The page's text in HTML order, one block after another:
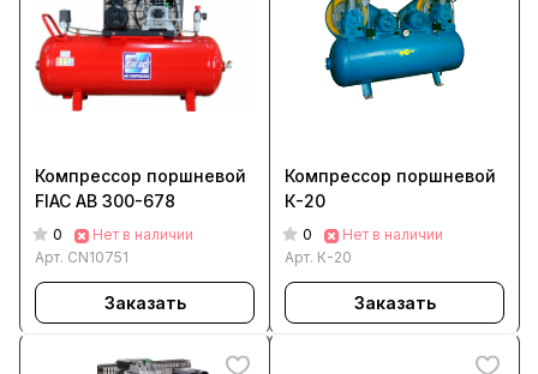
Компрессор поршневой
FIAC AB 300-678
0
Нет в наличии
Арт. CN10751
Заказать
Компрессор поршневой
К-20
0
Нет в наличии
Арт. К-20
Заказать